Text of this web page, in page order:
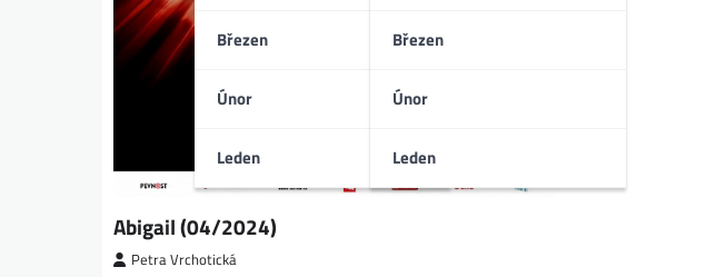
Březen
Únor
Leden
Březen
Únor
Leden
Abigail (04/2024)
Petra Vrchotická